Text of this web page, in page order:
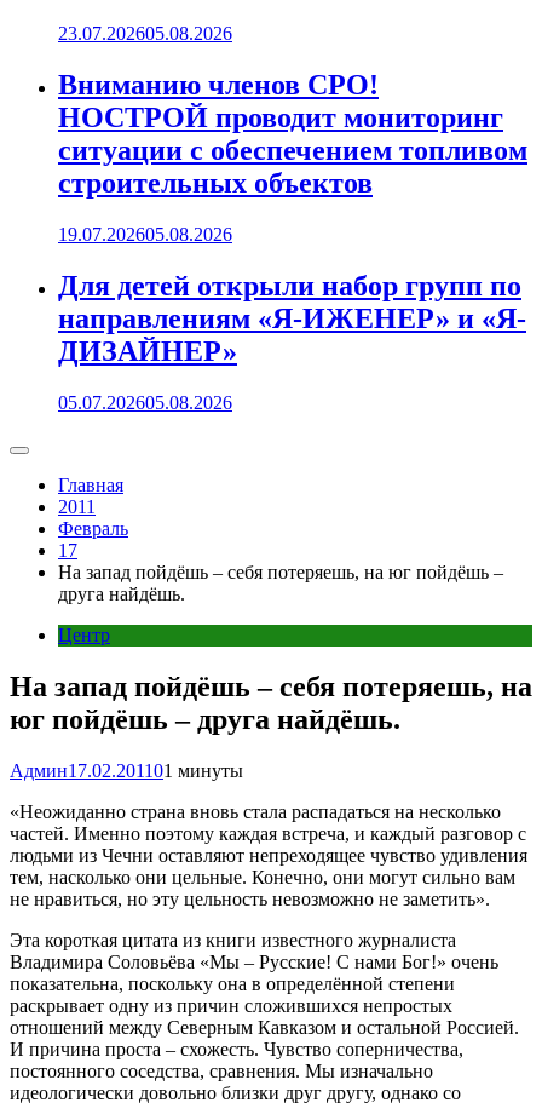
23.07.202605.08.2026
Вниманию членов СРО!
НОСТРОЙ проводит мониторинг
ситуации с обеспечением топливом
строительных объектов
19.07.202605.08.2026
Для детей открыли набор групп по
направлениям «Я-ИЖЕНЕР» и «Я-
ДИЗАЙНЕР»
05.07.202605.08.2026
Главная
2011
Февраль
17
На запад пойдёшь – себя потеряешь, на юг пойдёшь –
друга найдёшь.
Центр
На запад пойдёшь – себя потеряешь, на
юг пойдёшь – друга найдёшь.
Админ17.02.201101 минуты
«Неожиданно страна вновь стала распадаться на несколько
частей. Именно поэтому каждая встреча, и каждый разговор с
людьми из Чечни оставляют непреходящее чувство удивления
тем, насколько они цельные. Конечно, они могут сильно вам
не нравиться, но эту цельность невозможно не заметить».
Эта короткая цитата из книги известного журналиста
Владимира Соловьёва «Мы – Русские! С нами Бог!» очень
показательна, поскольку она в определённой степени
раскрывает одну из причин сложившихся непростых
отношений между Северным Кавказом и остальной Россией.
И причина проста – схожесть. Чувство соперничества,
постоянного соседства, сравнения. Мы изначально
идеологически довольно близки друг другу, однако со